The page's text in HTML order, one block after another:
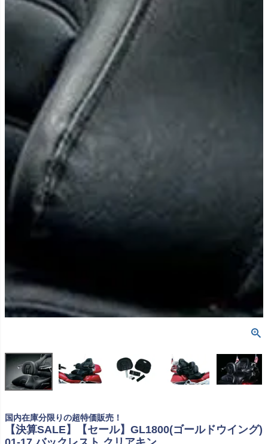
国内在庫分限りの超特価販売！
【決算SALE】【セール】GL1800(ゴールドウイング)